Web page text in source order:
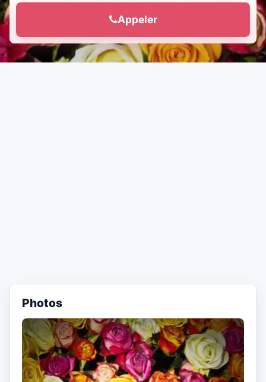
Appeler
Photos